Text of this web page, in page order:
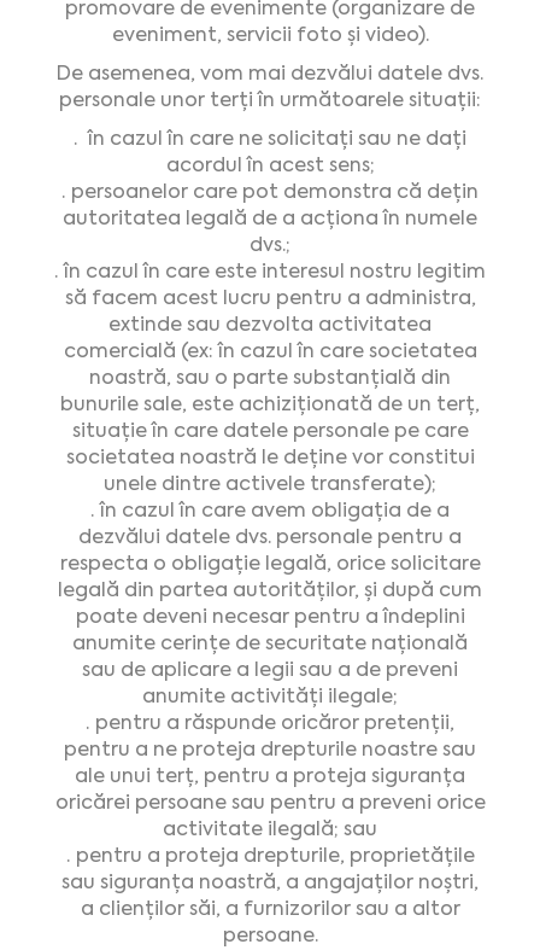
promovare de evenimente (organizare de
eveniment, servicii foto şi video).
De asemenea, vom mai dezvălui datele dvs.
personale unor terți în următoarele situații:
· în cazul în care ne solicitați sau ne dați
acordul în acest sens;
· persoanelor care pot demonstra că dețin
autoritatea legală de a acționa în numele
dvs.;
· în cazul în care este interesul nostru legitim
să facem acest lucru pentru a administra,
extinde sau dezvolta activitatea
comercială (ex: în cazul în care societatea
noastră, sau o parte substanțială din
bunurile sale, este achiziționată de un terț,
situație în care datele personale pe care
societatea noastră le deține vor constitui
unele dintre activele transferate);
· în cazul în care avem obligația de a
dezvălui datele dvs. personale pentru a
respecta o obligație legală, orice solicitare
legală din partea autorităților, și după cum
poate deveni necesar pentru a îndeplini
anumite cerințe de securitate națională
sau de aplicare a legii sau a de preveni
anumite activități ilegale;
· pentru a răspunde oricăror pretenții,
pentru a ne proteja drepturile noastre sau
ale unui terț, pentru a proteja siguranța
oricărei persoane sau pentru a preveni orice
activitate ilegală; sau
· pentru a proteja drepturile, proprietățile
sau siguranța noastră, a angajaților noștri,
a clienților săi, a furnizorilor sau a altor
persoane.